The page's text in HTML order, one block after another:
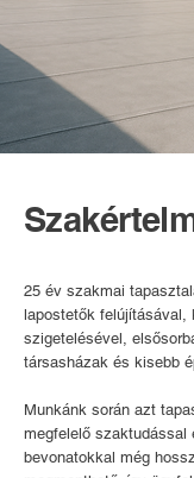
25 év szakmai
lapostetők felújításával,
szigetelésével,
társasházak és kisebb
Munkánk során azt
megfelelő szaktudással
bevonatokkal még